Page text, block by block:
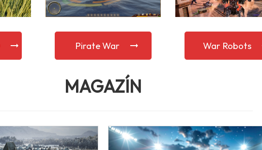
Pirate War War Robots
MAGAZÍN